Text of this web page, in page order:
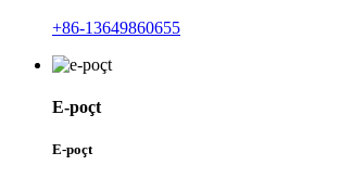
+86-13649860655
E-poçt
E-poçt